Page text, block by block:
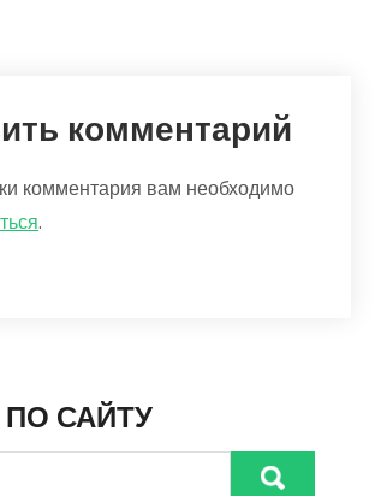
комментарий
комментария вам необходимо
.
САЙТУ